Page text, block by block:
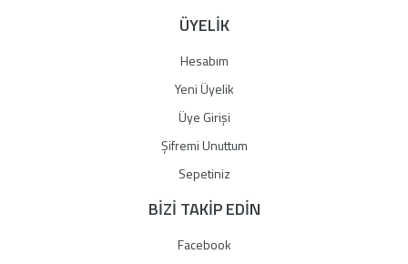
ÜYELİK
Hesabım
Yeni Üyelik
Üye Girişi
Şifremi Unuttum
Sepetiniz
BİZİ TAKİP EDİN
Facebook